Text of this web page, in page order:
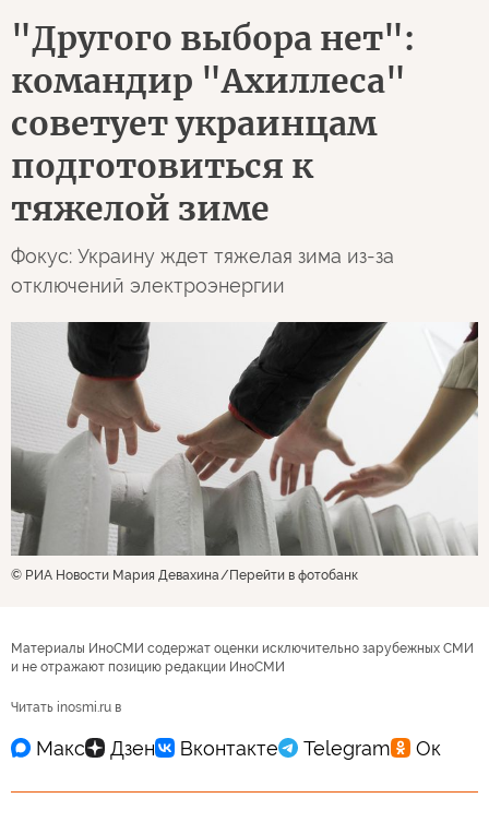
"Другого выбора нет":
командир "Ахиллеса"
советует украинцам
подготовиться к
тяжелой зиме
Фокус: Украину ждет тяжелая зима из-за
отключений электроэнергии
© РИА Новости Мария Девахина Перейти в фотобанк
Материалы ИноСМИ содержат оценки исключительно зарубежных СМИ
и не отражают позицию редакции ИноСМИ
Читать inosmi.ru в